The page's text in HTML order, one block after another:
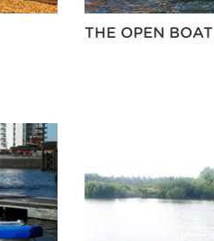
THE OPEN BOAT